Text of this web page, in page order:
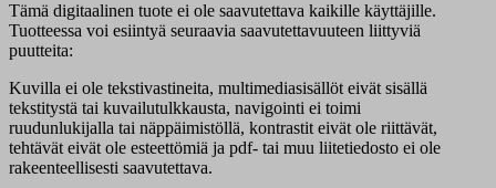
Tämä digitaalinen tuote ei ole saavutettava kaikille käyttäjille.
Tuotteessa voi esiintyä seuraavia saavutettavuuteen liittyviä
puutteita:
Kuvilla ei ole tekstivastineita, multimediasisällöt eivät sisällä
tekstitystä tai kuvailutulkkausta, navigointi ei toimi
ruudunlukijalla tai näppäimistöllä, kontrastit eivät ole riittävät,
tehtävät eivät ole esteettömiä ja pdf- tai muu liitetiedosto ei ole
rakeenteellisesti saavutettava.